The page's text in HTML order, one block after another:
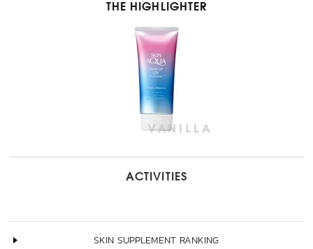
THE HIGHLIGHTER
ACTIVITIES
SKIN SUPPLEMENT RANKING